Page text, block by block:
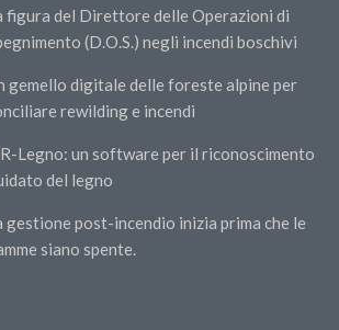
figura del Direttore delle Operazioni di
(D.O.S.) negli incendi boschivi
gemello digitale delle foreste alpine per
rewilding e incendi
Legno: un software per il riconoscimento
del legno
gestione post-incendio inizia prima che le
siano spente.